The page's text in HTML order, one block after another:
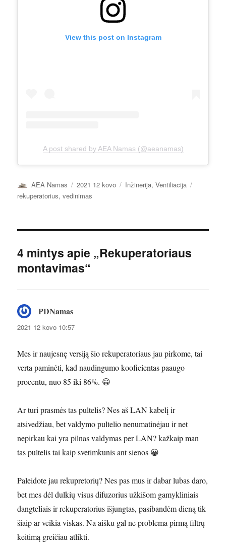
View this post on Instagram
A post shared by AEA Namas (@aeanamas)
Autorius
AEA Namas Paskelbta
2021 12 kovo Kategorijos
Inžinerija,Ventiliacija
rekuperatorius,vedinimas
4 mintys apie „Rekuperatoriaus
montavimas“
PDNamas
2021 12 kovo 10:57
Mes ir naujesnę versiją šio rekuperatoriaus jau pirkome, tai
verta paminėti, kad naudingumo kooficientas paaugo
procentu, nuo 85 iki 86%. 😀
Ar turi prasmės tas pultelis? Nes aš LAN kabelį ir
atsivedžiau, bet valdymo pultelio nenumatinėjau ir net
nepirkau kai yra pilnas valdymas per LAN? kažkaip man
tas pultelis tai kaip svetimkūnis ant sienos 😀
Paleidote jau rekupretorių? Nes pas mus ir dabar lubas daro,
bet mes dėl dulkių visus difuzorius užkišom gamykliniais
dangteliais ir rekuperatorius išjungtas, pasibandėm dieną tik
šiaip ar veikia viskas. Na aišku gal ne problema pirmą filtrų
keitimą greičiau atlikti.